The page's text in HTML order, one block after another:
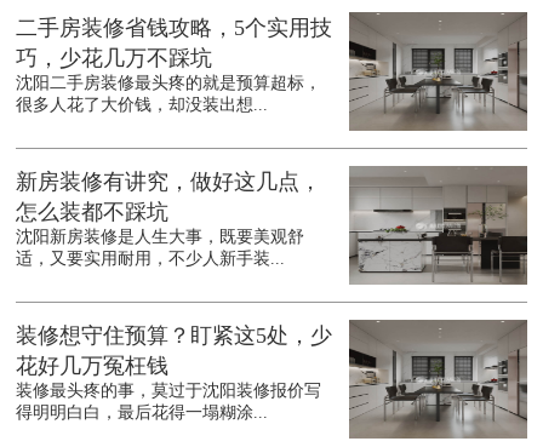
二手房装修省钱攻略，5个实用技
巧，少花几万不踩坑
沈阳二手房装修最头疼的就是预算超标，
很多人花了大价钱，却没装出想...
新房装修有讲究，做好这几点，
怎么装都不踩坑
沈阳新房装修是人生大事，既要美观舒
适，又要实用耐用，不少人新手装...
装修想守住预算？盯紧这5处，少
花好几万冤枉钱
装修最头疼的事，莫过于沈阳装修报价写
得明明白白，最后花得一塌糊涂...